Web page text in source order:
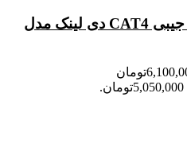
مودم سیم کارتی آنلاک 4G جیبی CAT4 دی لینک مدل
قیمت اصلی: 6,100,000تومان